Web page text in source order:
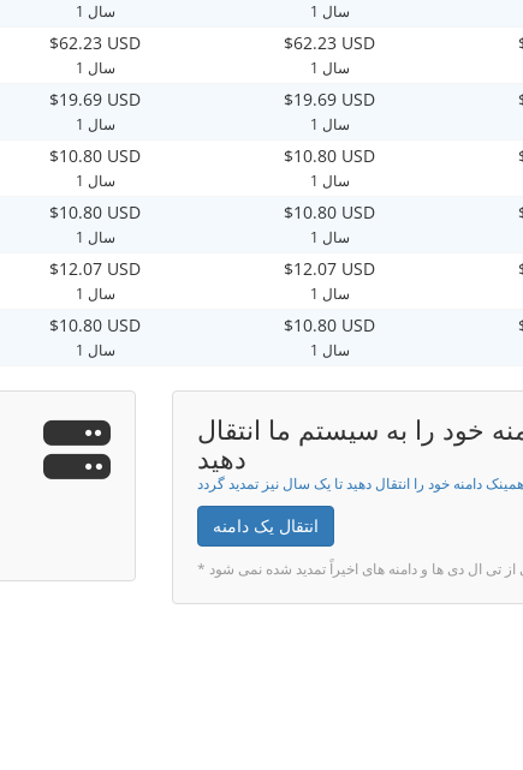
1 سال 1 سال
$62.23 USD
1 سال
$62.23 USD
1 سال
$19.69 USD
1 سال
$19.69 USD
1 سال
$10.80 USD
1 سال
$10.80 USD
1 سال
$10.80 USD
1 سال
$10.80 USD
1 سال
$12.07 USD
1 سال
$12.07 USD
1 سال
$10.80 USD
1 سال
$10.80 USD
1 سال
خود را به سیستم ما انتقال
دهید
انتقال یک دامنه
از تی ال دی ها و دامنه های اخیراً تمدید شده نمی شود